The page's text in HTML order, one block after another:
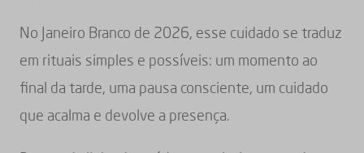
No Janeiro Branco de 2026, esse cuidado se traduz
em rituais simples e possíveis: um momento ao
final da tarde, uma pausa consciente, um cuidado
que acalma e devolve a presença.